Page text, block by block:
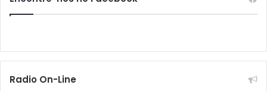
Radio On-Line